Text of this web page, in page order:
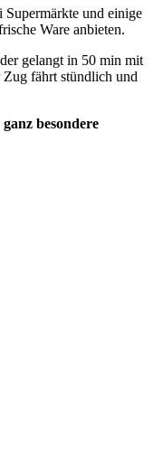
und einige
Ware anbieten.
gelangt in 50 min mit
fährt stündlich und
besondere